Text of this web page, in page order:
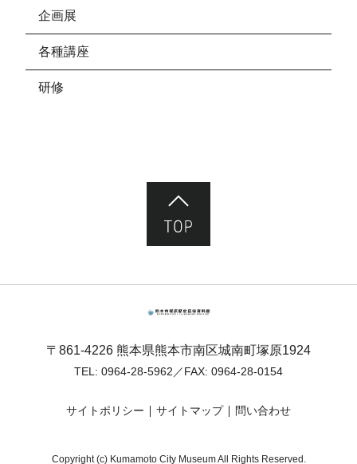
企画展
各種講座
研修
〒861-4226 熊本県熊本市南区城南町塚原1924
TEL: 0964-28-5962 ／FAX: 0964-28-0154
サイトポリシー サイトマップ 問い合わせ
Copyright (c) Kumamoto City Museum All Rights Reserved.